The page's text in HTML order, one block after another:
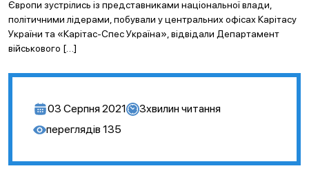
Європи зустрілись із представниками національної влади,
політичними лідерами, побували у центральних офісах Карітасу
України та «Карітас-Спес Україна», відвідали Департамент
військового […]
03 Серпня 2021 3хвилин читання
переглядів 135